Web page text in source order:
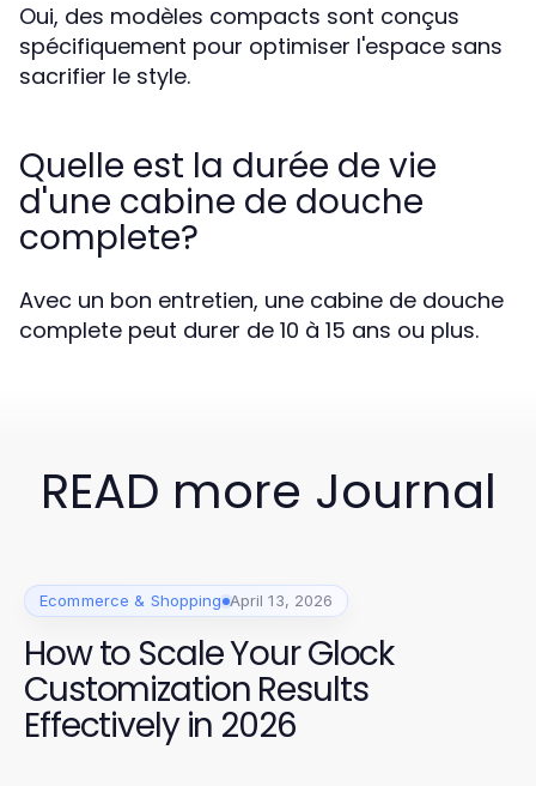
Oui, des modèles compacts sont conçus
spécifiquement pour optimiser l'espace sans
sacrifier le style.
Quelle est la durée de vie
d'une cabine de douche
complete?
Avec un bon entretien, une cabine de douche
complete peut durer de 10 à 15 ans ou plus.
READ more Journal
Ecommerce & Shopping April 13, 2026
How to Scale Your Glock
Customization Results
Effectively in 2026